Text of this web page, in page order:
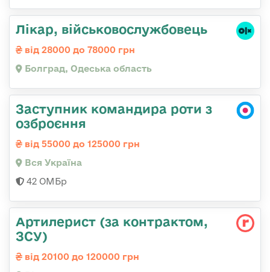
Лікар, військовослужбовець
від 28000 до 78000 грн
Болград, Одеська область
Заступник командира роти з
озброєння
від 55000 до 125000 грн
Вся Україна
42 ОМБр
Артилерист (за контрактом,
ЗСУ)
від 20100 до 120000 грн